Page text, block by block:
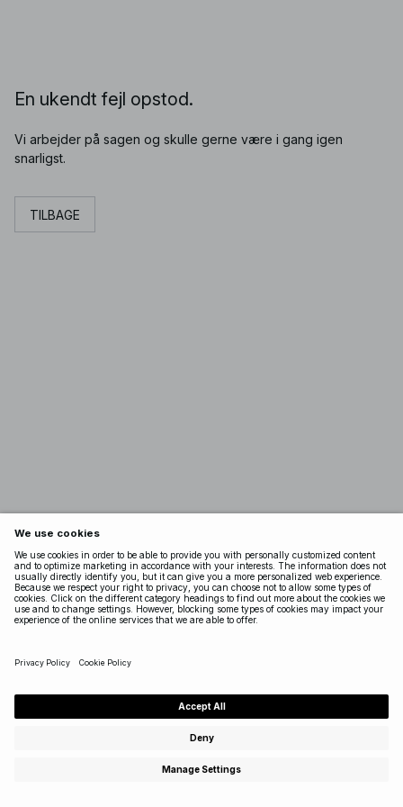
En ukendt fejl opstod.
Vi arbejder på sagen og skulle gerne være i gang igen
snarligst.
TILBAGE